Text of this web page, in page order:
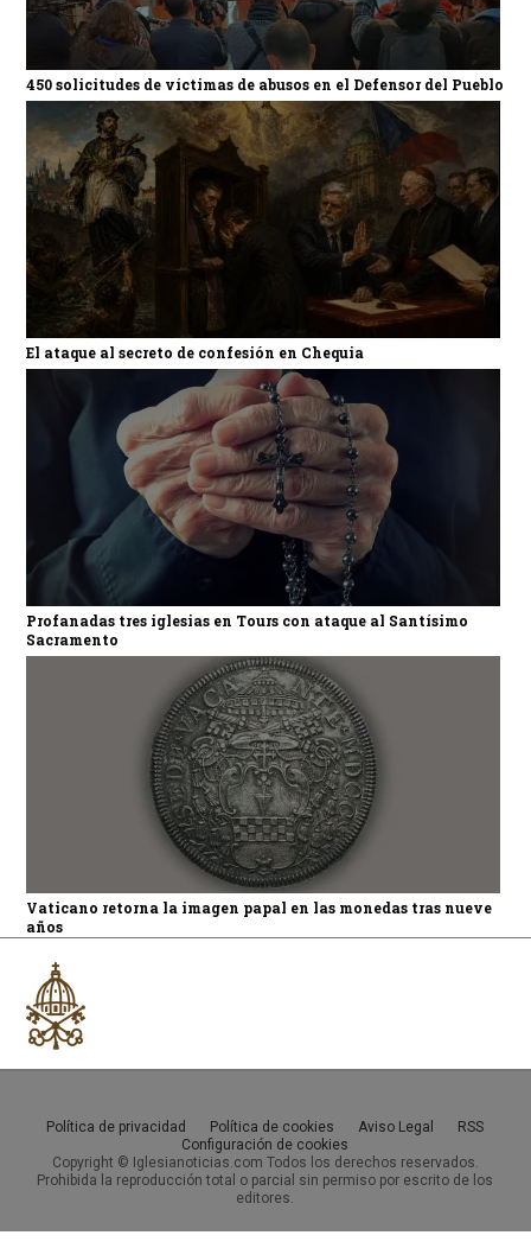
450 solicitudes de víctimas de abusos en el Defensor del Pueblo
El ataque al secreto de confesión en Chequia
Profanadas tres iglesias en Tours con ataque al Santísimo
Sacramento
Vaticano retorna la imagen papal en las monedas tras nueve
años
Política de privacidad Política de cookies Aviso Legal
RSS
Configuración de cookies
Copyright © Iglesianoticias.com Todos los derechos reservados.
Prohibida la reproducción total o parcial sin permiso por escrito de los
editores.